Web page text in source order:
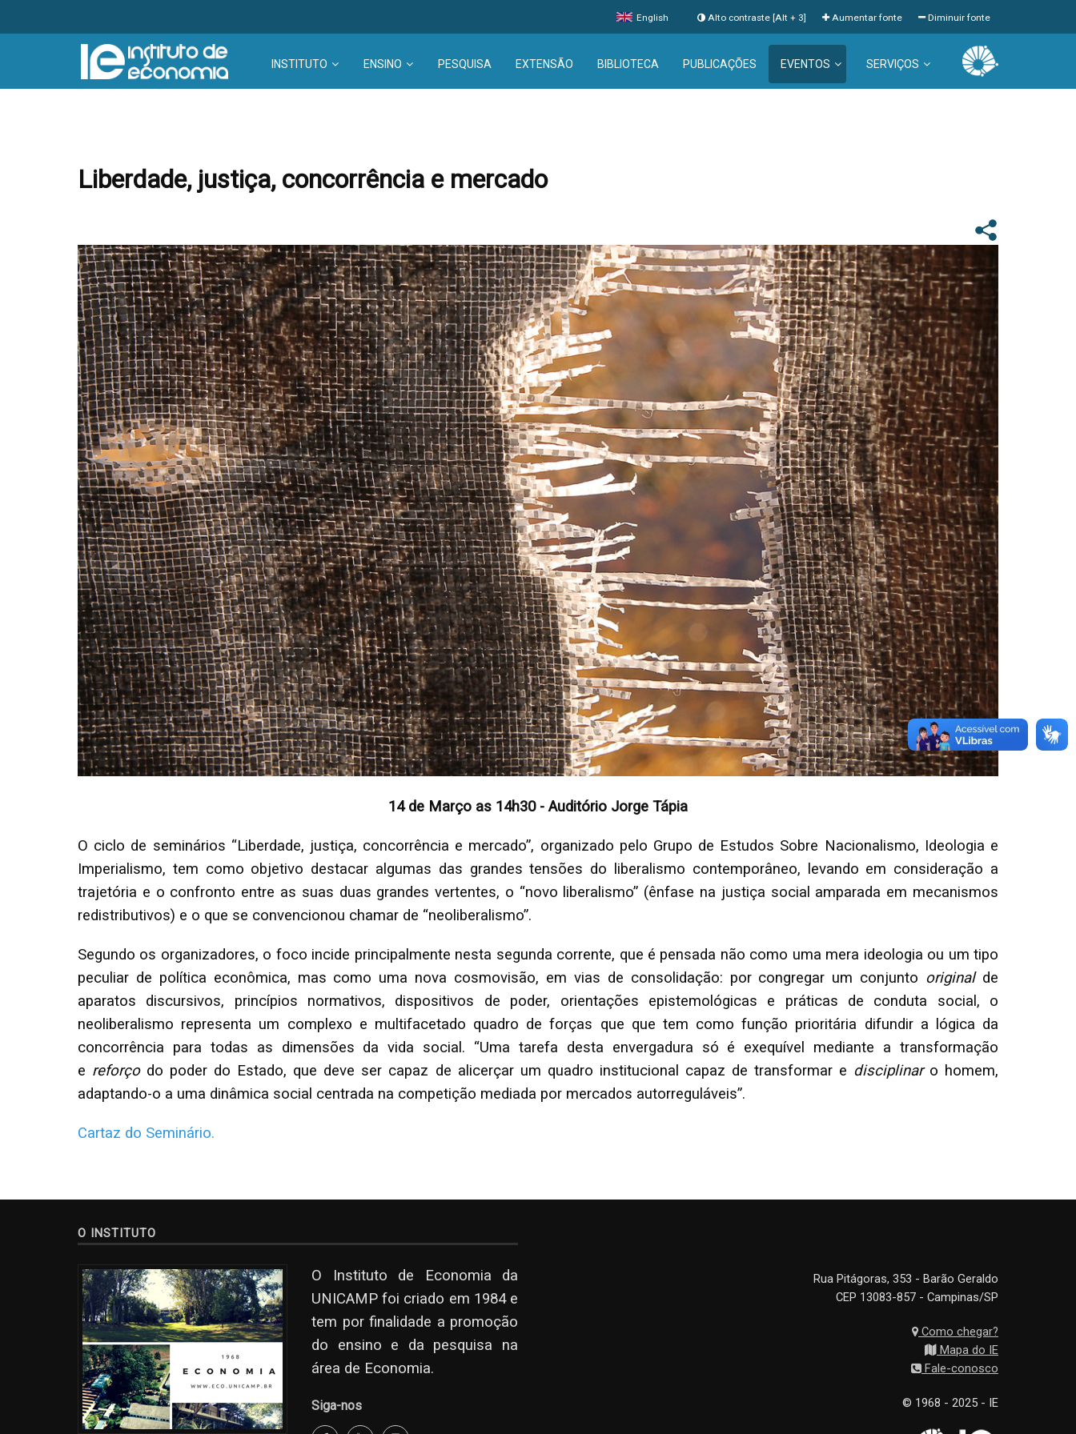
English Diminuir fonte
Aumentar fonte
Alto contraste [Alt + 3]
INSTITUTO ENSINO PESQUISA EXTENSÃO BIBLIOTECA PUBLICAÇÕES EVENTOS SERVIÇOS
Liberdade, justiça, concorrência e mercado
14 de Março as 14h30 - Auditório Jorge Tápia
O ciclo de seminários “Liberdade, justiça, concorrência e mercado”, organizado pelo Grupo de Estudos Sobre Nacionalismo, Ideologia e
Imperialismo, tem como objetivo destacar algumas das grandes tensões do liberalismo contemporâneo, levando em consideração a
trajetória e o confronto entre as suas duas grandes vertentes, o “novo liberalismo” (ênfase na justiça social amparada em mecanismos
redistributivos) e o que se convencionou chamar de “neoliberalismo”.
Segundo os organizadores, o foco incide principalmente nesta segunda corrente, que é pensada não como uma mera ideologia ou um tipo
peculiar de política econômica, mas como uma nova cosmovisão, em vias de consolidação: por congregar um conjunto original de
aparatos discursivos, princípios normativos, dispositivos de poder, orientações epistemológicas e práticas de conduta social, o
neoliberalismo representa um complexo e multifacetado quadro de forças que que tem como função prioritária difundir a lógica da
concorrência para todas as dimensões da vida social. “Uma tarefa desta envergadura só é exequível mediante a transformação
e reforço do poder do Estado, que deve ser capaz de alicerçar um quadro institucional capaz de transformar e disciplinaro homem,
adaptando-o a uma dinâmica social centrada na competição mediada por mercados autorreguláveis”.
Cartaz do Seminário.
O INSTITUTO
O Instituto de Economia da
UNICAMP foi criado em 1984 e
tem por finalidade a promoção
do ensino e da pesquisa na
área de Economia.
Siga-nos
Rua Pitágoras, 353 - Barão Geraldo
CEP 13083-857 - Campinas/SP
Como chegar?
Mapa do IE
Fale-conosco
© 1968 - 2025 - IE